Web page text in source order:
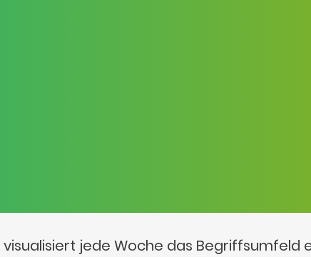
visualisiert jede Woche das Begriffsumfeld